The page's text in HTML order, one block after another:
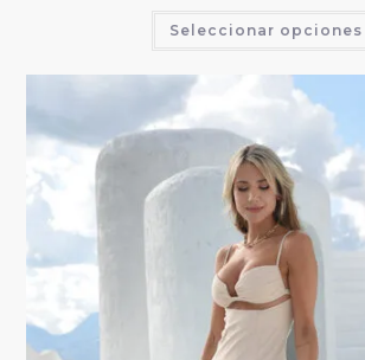
Seleccionar opciones